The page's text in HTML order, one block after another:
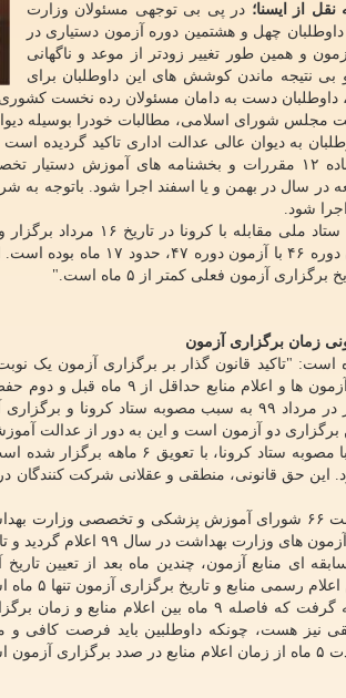
از ایسنا؛ در پی بی توجهی مسئولان وزارت
چهل و هشتمین دوره آزمون دستیاری در
و همین طور تغییر زودتر از موعد و ناگهانی
بی نتیجه ماندن کوشش های این داوطلبان برای
داوطلبان دست به دامان مسئولان رده نخست
مجلس شورای اسلامی، مطالبات خودرا بوسیله
به دیوان عالی عدالت اداری تاکید گردیده
قبلی و فعلی: طبق ماده ۱۲ مقررات و بخشنامه های
سال در بهمن و یا اسفند اجرا شود. باتوجه به
در نهایت بنا به مصوبه
آزمون فعلی کمتر از ۵ ماه است."
زمان برگزاری آزمون
است: "تاکید قانون گذار بر برگزاری آزمون یک
نمودن تاریخ برگزاری آزمون
دو آزمون است و این به دور از عدالت
این حق قانونی، منطقی و عقلانی شرکت
رسمی منابع و تاریخ برگزاری آزمون تنها ۵ ماه است.
بنابراین می توان نتیجه گرفت که فاصله ۹
نیز هست، چونکه داوطلبین باید فرصت کافی و
است؟"